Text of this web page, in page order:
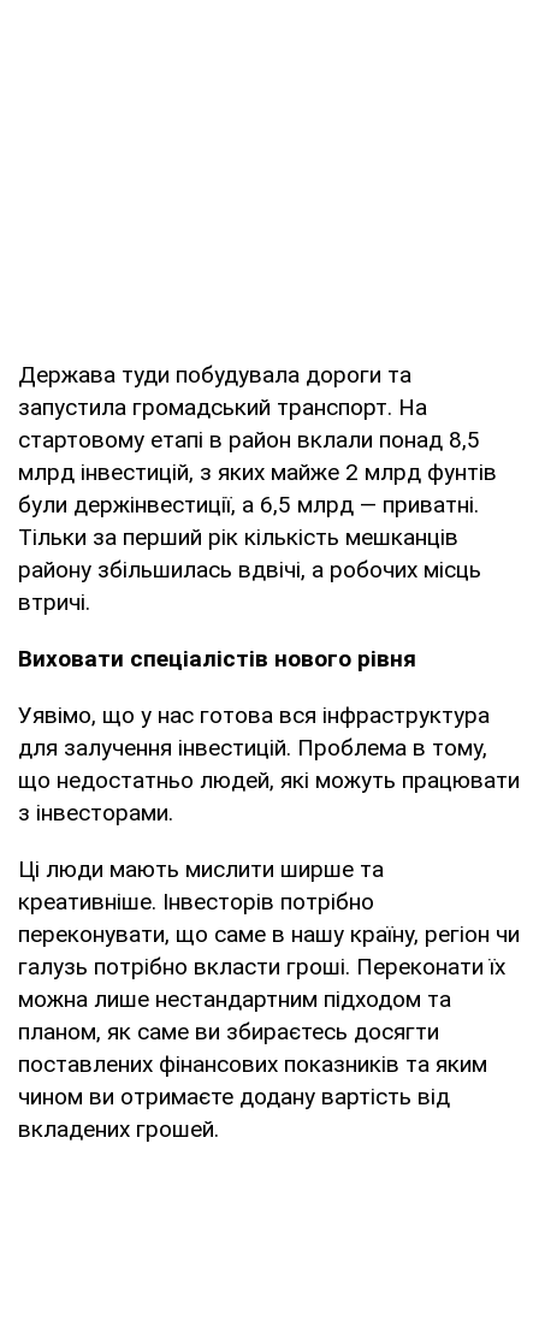
Держава туди побудувала дороги та
запустила громадський транспорт. На
стартовому етапі в район вклали понад 8,5
млрд інвестицій, з яких майже 2 млрд фунтів
були держінвестиції, а 6,5 млрд — приватні.
Тільки за перший рік кількість мешканців
району збільшилась вдвічі, а робочих місць
втричі.
Виховати спеціалістів нового рівня
Уявімо, що у нас готова вся інфраструктура
для залучення інвестицій. Проблема в тому,
що недостатньо людей, які можуть працювати
з інвесторами.
Ці люди мають мислити ширше та
креативніше. Інвесторів потрібно
переконувати, що саме в нашу країну, регіон чи
галузь потрібно вкласти гроші. Переконати їх
можна лише нестандартним підходом та
планом, як саме ви збираєтесь досягти
поставлених фінансових показників та яким
чином ви отримаєте додану вартість від
вкладених грошей.